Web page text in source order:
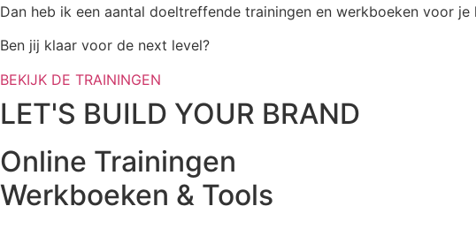
Dan heb ik een aantal doeltreffende trainingen en werkboeken voor
Ben jij klaar voor de next level?
BEKIJK DE TRAININGEN
LET'S BUILD YOUR BRAND
Online Trainingen
Werkboeken & Tools